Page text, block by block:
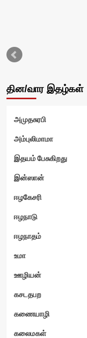
தின/வார இதழ்கள்
அமுதசுரபி
அம்புலிமாமா
இதயம் பேசுகிறது
இன்ஸான்
ஈழகேசரி
ஈழநாடு
ஈழநாதம்
உமா
ஊழியன்
கசடதபற
கணையாழி
கலைமகள்